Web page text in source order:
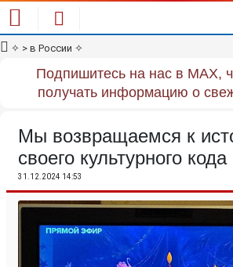
✧ > в России ✧
Подпишитесь на нас в MAX,
получать информацию о
Мы возвращаемся к
своего культурного кода
31.12.2024 14:53